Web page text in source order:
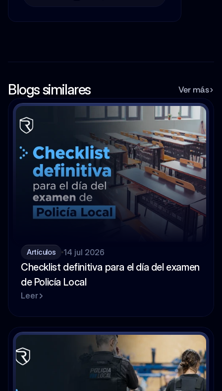
Blogs similares Ver más
Artículos 14 jul 2026
Checklist definitiva para el día del examen
de Policía Local
Leer